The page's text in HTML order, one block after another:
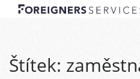
Štítek: